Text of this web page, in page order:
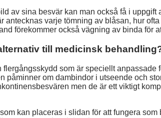
av sina besvär kan man också få i uppgift
antecknas varje tömning av blåsan, hur
förekommer också vägning av binda för
till medicinsk
flergångsskydd som är speciellt anpassade
påminner om dambindor i utseende och
men de är ett viktigt
kan placeras i slidan för att fungera